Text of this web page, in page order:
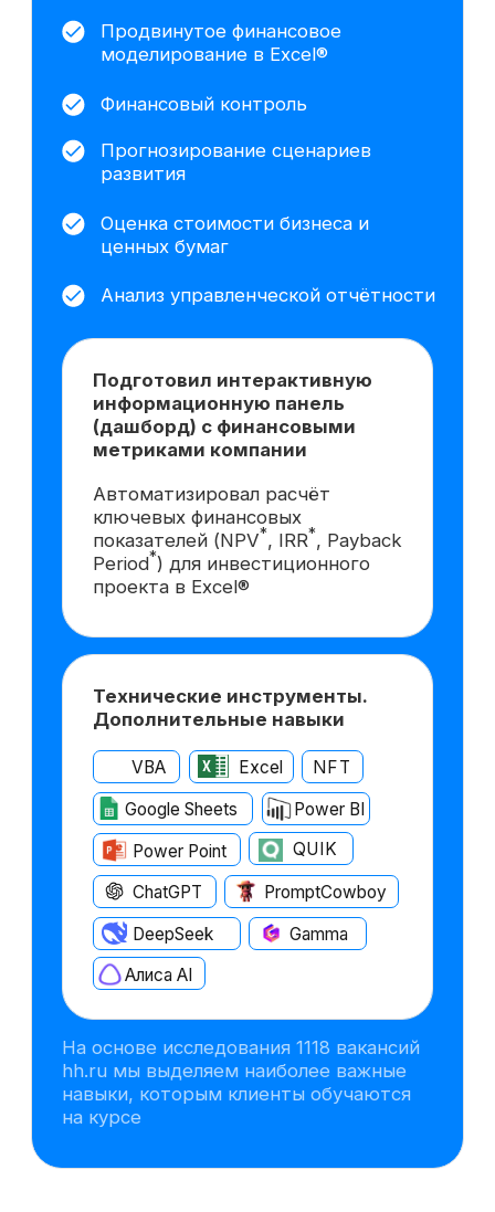
Хотите понять,
подходит ли
вам данная
профессия?
Практика в центре курса
Обучение построено на реальных
задачах: вы будете разбирать
бизнес-кейсы по оценке
инвестиционных проектов,
включая запуск нового продукта,
и применять полученные знания
сразу в деле — в онлайн-формате
и с поддержкой экспертов